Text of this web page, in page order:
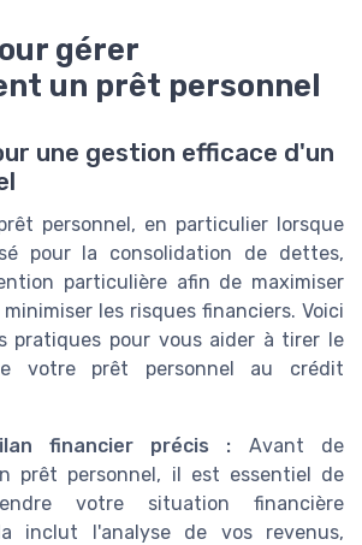
gérer
un prêt personnel
une gestion efficace d'un
personnel, en particulier lorsque
pour la consolidation de dettes,
particulière afin de maximiser
les risques financiers. Voici
pratiques pour vous aider à tirer le
votre prêt personnel au crédit
financier précis : Avant de
prêt personnel, il est essentiel de
votre situation financière
inclut l'analyse de vos revenus,